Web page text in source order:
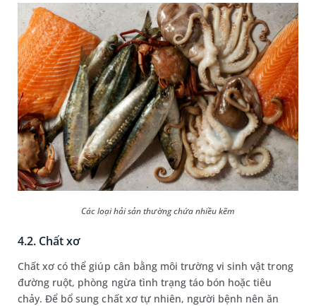
Các loại hải sản thường chứa nhiều kẽm
4.2. Chất xơ
Chất xơ có thể giúp cân bằng môi trường vi sinh vật trong
đường ruột, phòng ngừa tình trạng táo bón hoặc tiêu
chảy. Để bổ sung chất xơ tự nhiên, người bệnh nên ăn